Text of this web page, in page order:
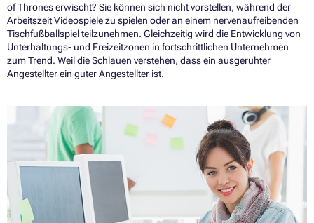
of Thrones erwischt? Sie können sich nicht vorstellen, während der
Arbeitszeit Videospiele zu spielen oder an einem nervenaufreibenden
Tischfußballspiel teilzunehmen. Gleichzeitig wird die Entwicklung von
Unterhaltungs- und Freizeitzonen in fortschrittlichen Unternehmen
zum Trend. Weil die Schlauen verstehen, dass ein ausgeruhter
Angestellter ein guter Angestellter ist.